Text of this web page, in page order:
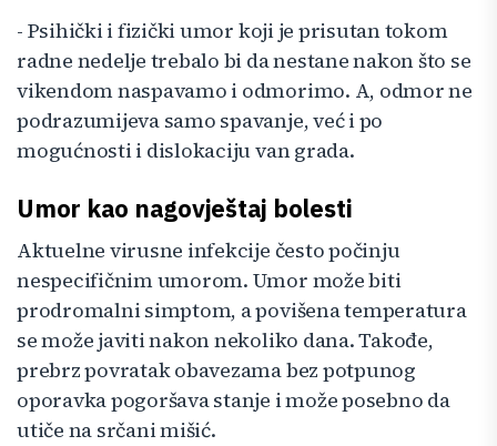
- Psihički i fizički umor koji je prisutan tokom
radne nedelje trebalo bi da nestane nakon što se
vikendom naspavamo i odmorimo. A, odmor ne
podrazumijeva samo spavanje, već i po
mogućnosti i dislokaciju van grada.
Umor kao nagovještaj bolesti
Aktuelne virusne infekcije često počinju
nespecifičnim umorom. Umor može biti
prodromalni simptom, a povišena temperatura
se može javiti nakon nekoliko dana. Takođe,
prebrz povratak obavezama bez potpunog
oporavka pogoršava stanje i može posebno da
utiče na srčani mišić.